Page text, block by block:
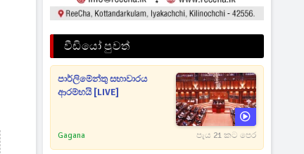
වීඩියෝ පුවත්
පාර්ලිමේන්තු සභාවාරය
ආරම්භයි [LIVE]
Gagana පැය 21 කට පෙර